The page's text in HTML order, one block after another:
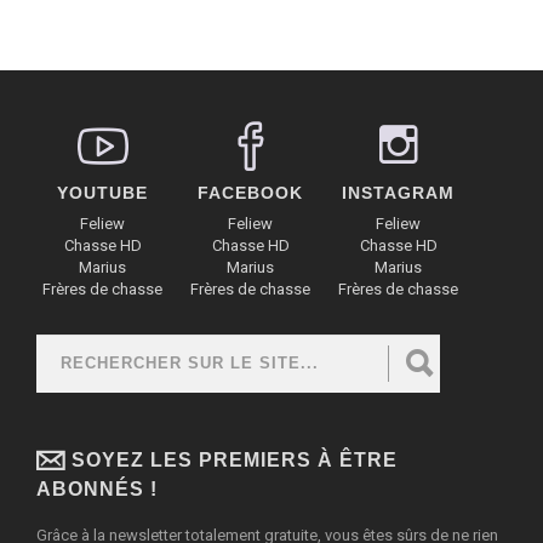
YOUTUBE
Feliew
Chasse HD
Marius
Frères de chasse
FACEBOOK
Feliew
Chasse HD
Marius
Frères de chasse
INSTAGRAM
Feliew
Chasse HD
Marius
Frères de chasse
FORMULAIRE DE RECHERCHE
SOYEZ LES PREMIERS À ÊTRE
ABONNÉS !
Grâce à la newsletter totalement gratuite, vous êtes sûrs de ne rien